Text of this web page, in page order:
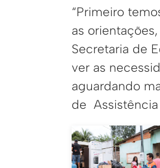
“Primeiro
as
Secretaria de
ver as
aguardando
de Assistência